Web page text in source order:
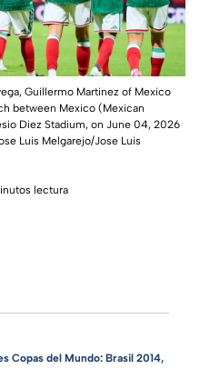
Guillermo Martinez of Mexico
between Mexico (Mexican
Diez Stadium, on June 04, 2026
Luis Melgarejo/Jose Luis
lectura
Copas del Mundo: Brasil 2014,